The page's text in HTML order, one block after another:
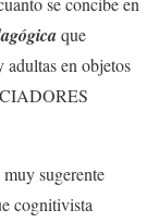
que
adultas en objetos
sugerente
cognitivista